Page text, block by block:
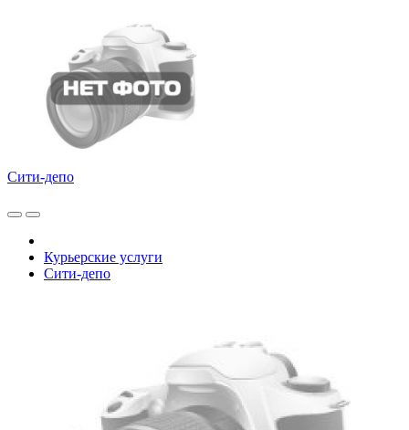
Сити-депо
Курьерские услуги
Сити-депо